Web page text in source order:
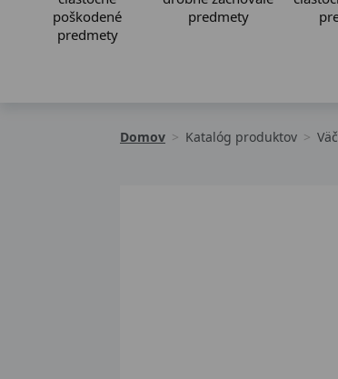
poškodené
predmety
predmety
Domov Katalóg produktov